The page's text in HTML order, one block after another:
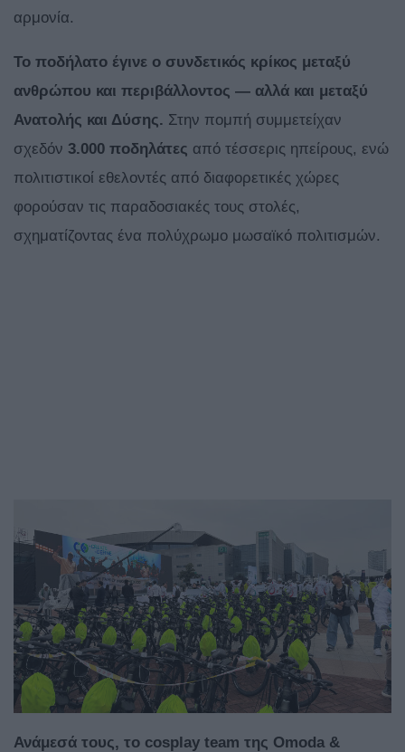
αρμονία.
Το ποδήλατο έγινε ο συνδετικός κρίκος μεταξύ
ανθρώπου και περιβάλλοντος — αλλά και μεταξύ
Ανατολής και Δύσης. Στην πομπή συμμετείχαν
σχεδόν 3.000 ποδηλάτες από τέσσερις ηπείρους, ενώ
πολιτιστικοί εθελοντές από διαφορετικές χώρες
φορούσαν τις παραδοσιακές τους στολές,
σχηματίζοντας ένα πολύχρωμο μωσαϊκό πολιτισμών.
Ανάμεσά τους, το cosplay team της Omoda &